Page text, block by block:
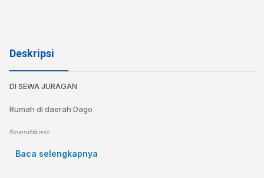
Deskripsi
DI SEWA JURAGAN
Rumah di daerah Dago
Spesifikasi:
Baca selengkapnya